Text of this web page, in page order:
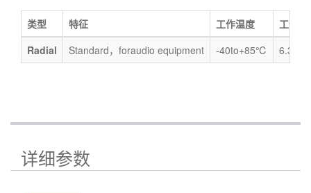
类型 特征 工作温度
工作电
Radial
Standard，foraudio equipment -40to+85℃
详细参数